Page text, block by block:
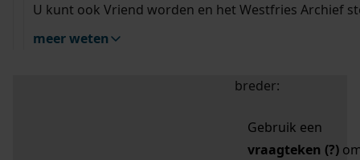
U kunt ook Vriend worden en het Westfries Archief
meer weten
uw zoekopdracht te
breder:
Gebruik een
vraagteken (?)